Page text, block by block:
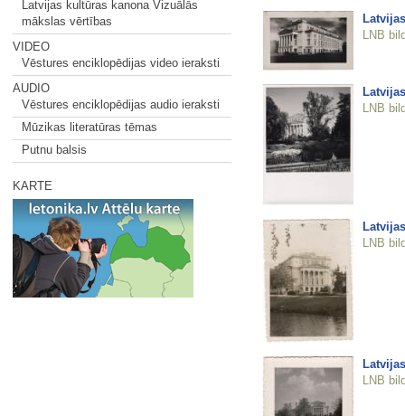
Latvijas kultūras kanona Vizuālās
mākslas vērtības
VIDEO
Vēstures enciklopēdijas video ieraksti
AUDIO
Vēstures enciklopēdijas audio ieraksti
Mūzikas literatūras tēmas
Putnu balsis
KARTE
LNB
LNB
LNB
LNB